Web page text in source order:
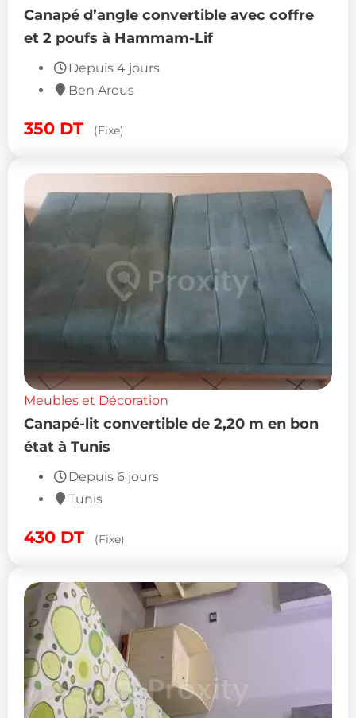
Canapé d’angle convertible avec coffre
et 2 poufs à Hammam-Lif
Depuis 4 jours
Ben Arous
350 DT (Fixe)
Meubles et Décoration
Canapé-lit convertible de 2,20 m en bon
état à Tunis
Depuis 6 jours
Tunis
430 DT (Fixe)